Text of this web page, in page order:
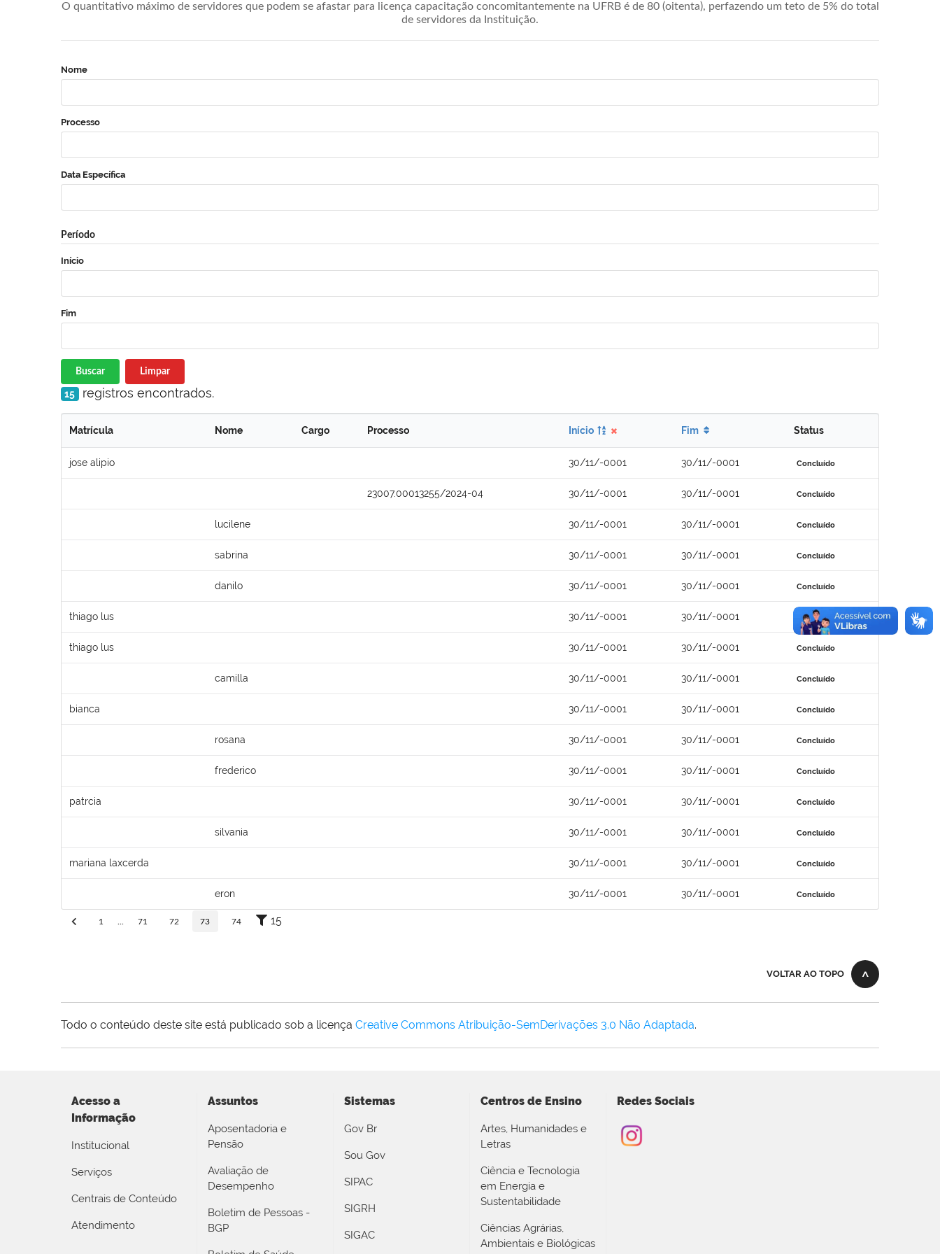
O quantitativo máximo de servidores que podem se afastar para licença capacitação concomitantemente na UFRB é de 80 (oitenta), perfazendo um teto de 5% do total
de servidores da Instituição.
Nome
Processo
Data Específica
Período
Início
Fim
Buscar Limpar
15 registros encontrados.
Matrícula Nome Cargo Processo Início Fim Status
jose alipio 30/11/-0001 30/11/-0001 Concluído
23007.00013255/2024-04 30/11/-0001 30/11/-0001 Concluído
lucilene 30/11/-0001 30/11/-0001 Concluído
sabrina 30/11/-0001 30/11/-0001 Concluído
danilo 30/11/-0001 30/11/-0001 Concluído
thiago lus 30/11/-0001 30/11/-0001 Concluído
thiago lus 30/11/-0001 30/11/-0001 Concluído
camilla 30/11/-0001 30/11/-0001 Concluído
bianca 30/11/-0001 30/11/-0001 Concluído
rosana 30/11/-0001 30/11/-0001 Concluído
frederico 30/11/-0001 30/11/-0001 Concluído
patrcia 30/11/-0001 30/11/-0001 Concluído
silvania 30/11/-0001 30/11/-0001 Concluído
mariana laxcerda 30/11/-0001 30/11/-0001 Concluído
eron 30/11/-0001 30/11/-0001 Concluído
1 71 72 73 74 15
VOLTAR AO TOPO
Todo o conteúdo deste site está publicado sob a licença Creative Commons Atribuição-SemDerivações 3.0 Não Adaptada.
Acesso a
Informação
Institucional
Serviços
Centrais de Conteúdo
Atendimento
Assuntos
Aposentadoria e
Pensão
Avaliação de
Desempenho
Boletim de Pessoas -
BGP
Sistemas
Gov Br
Sou Gov
SIPAC
SIGRH
SIGAC
Centros de Ensino
Artes, Humanidades e
Letras
Ciência e Tecnologia
em Energia e
Sustentabilidade
Ciências Agrárias,
Ambientais e Biológicas
Redes Sociais